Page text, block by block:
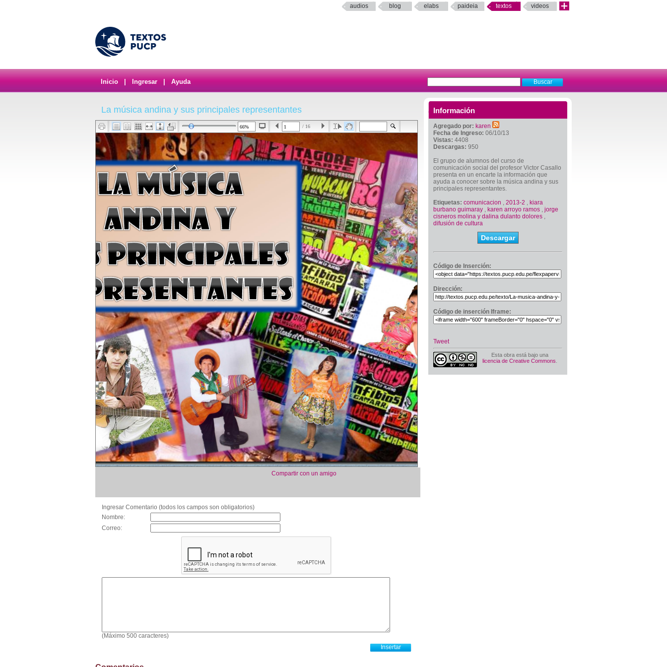
audios blog elabs paideia textos videos
Inicio Ingresar Ayuda
Información
Agregado por: karen
Fecha de Ingreso: 06/10/13
Vistas: 4408
Descargas: 950
El grupo de alumnos del curso de
comunicación social del profesor Victor Casallo
presenta en un encarte la información que
ayuda a conocer sobre la música andina y sus
principales representantes.
Etiquetas: comunicacion , 2013-2 , kiara
burbano guimaray , karen arroyo ramos , jorge
cisneros molina y dalina dulanto dolores ,
difusión de cultura
Descargar
Código de Inserción:
Dirección:
Código de inserción Iframe:
Tweet
Esta obra está bajo una
licencia de Creative Commons
La música andina y sus principales representantes
/ 16
Compartir con un amigo
Ingresar Comentario (todos los campos son obligatorios)
Nombre:
Correo:
(Máximo 500 caracteres)